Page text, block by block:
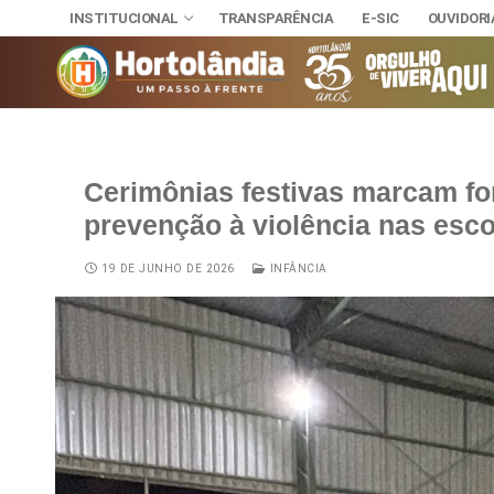
INSTITUCIONAL TRANSPARÊNCIA E-SIC
INSTITUCIONAL
Assuntos
Cultura
Esporte e
HINO,
Downloads
Telefones
Notícias
TRANSPARÊNCIA
DIÁRIO OFICIAL
LEIS MUNICIPAIS
Cerimônias festivas marcam
prevenção à violência nas
19 DE JUNHO DE 2026 INFÂNCIA